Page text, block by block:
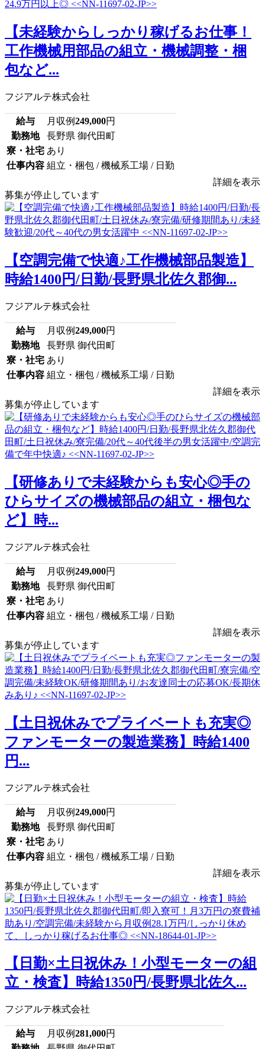
【未経験からしっかり稼げるお仕事！
工作機械用部品の組立・機械調整・梱
包など...
フジアルテ株式会社
給与 月収例249,000円
勤務地
長野県 御代田町
寮・社宅 あり
仕事内容 組立・梱包 / 機械系工場 / 日勤
詳細を表示
募集が停止しています
【空調完備で快適♪工作機械部品製造】
時給1400円/日勤/長野県北佐久郡御...
フジアルテ株式会社
給与 月収例249,000円
勤務地
長野県 御代田町
寮・社宅 あり
仕事内容 組立・梱包 / 機械系工場 / 日勤
詳細を表示
募集が停止しています
【研修ありで未経験からも安心◎手の
ひらサイズの機械部品の組立・梱包な
ど】時...
フジアルテ株式会社
給与 月収例249,000円
勤務地
長野県 御代田町
寮・社宅 あり
仕事内容 組立・梱包 / 機械系工場 / 日勤
詳細を表示
募集が停止しています
【土日祝休みでプライベートも充実◎
ファンモーターの製造業務】時給1400
円...
フジアルテ株式会社
給与 月収例249,000円
勤務地
長野県 御代田町
寮・社宅 あり
仕事内容 組立・梱包 / 機械系工場 / 日勤
詳細を表示
募集が停止しています
【日勤×土日祝休み！小型モーターの組
立・検査】時給1350円/長野県北佐久...
フジアルテ株式会社
給与 月収例281,000円